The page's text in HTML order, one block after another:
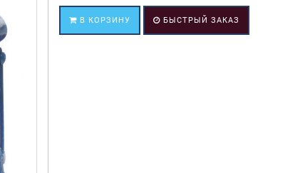
В КОРЗИНУ БЫСТРЫЙ ЗАКАЗ